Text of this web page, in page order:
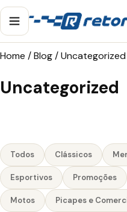
Home /Blog/Uncategorized
Uncategorized
Todos Clássicos
Esportivos Promoções
Motos Picapes e